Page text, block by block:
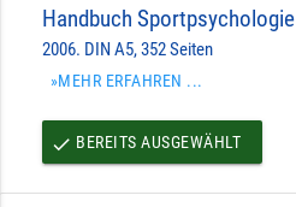
Handbuch Sportpsychologie
2006. DIN A5, 352 Seiten
»MEHR ERFAHREN ...
done BEREITS AUSGEWÄHLT